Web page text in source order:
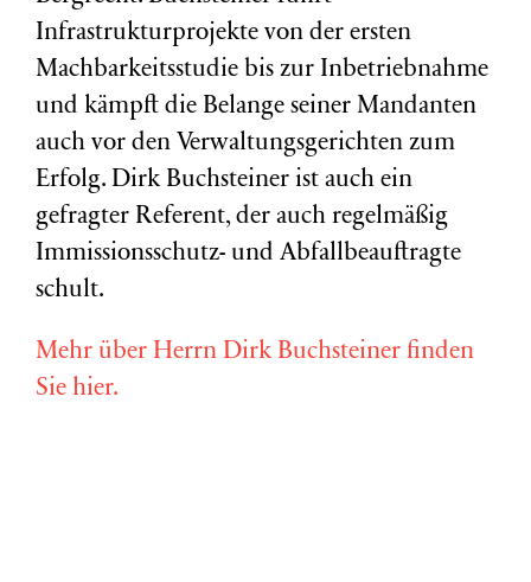
Infrastrukturprojekte von der ersten
Machbarkeitsstudie bis zur Inbetriebnahme
und kämpft die Belange seiner Mandanten
auch vor den Verwaltungsgerichten zum
Erfolg. Dirk Buchsteiner ist auch ein
gefragter Referent, der auch regelmäßig
Immissionsschutz- und Abfallbeauftragte
schult.
Mehr über Herrn Dirk Buchsteiner finden
Sie hier.